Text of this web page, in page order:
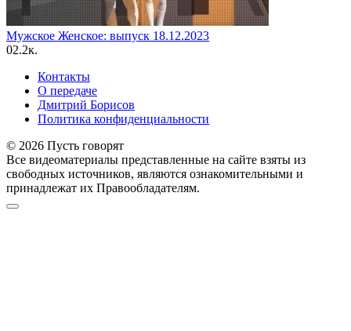
Мужское Женское: выпуск 18.12.2023
02.2к.
Контакты
О передаче
Дмитрий Борисов
Политика конфиденциальности
© 2026 Пусть говорят
Все видеоматериалы представленные на сайте взяты из
свободных источников, являются ознакомительными и
принадлежат их Правообладателям.